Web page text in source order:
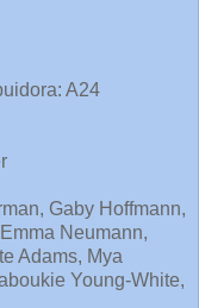
A24
Gaby Hoffmann,
Neumann,
Adams, Mya
Young-White,